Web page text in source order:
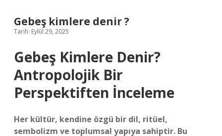
Gebeş kimlere denir ?
Tarih: Eylül 29, 2025
Gebeş Kimlere Denir?
Antropolojik Bir
Perspektiften İnceleme
Her kültür, kendine özgü bir dil, ritüel,
sembolizm ve toplumsal yapıya sahiptir. Bu